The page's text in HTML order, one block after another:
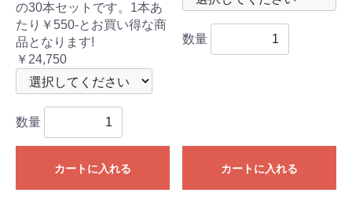
の30本セットです。1本あ
たり￥550-とお買い得な商
品となります!
￥24,750
数量
カートに入れる
数量
カートに入れる